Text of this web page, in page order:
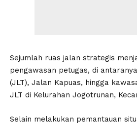
Sejumlah ruas jalan strategis
pengawasan petugas, di
(JLT), Jalan Kapuas, hingga
JLT di Kelurahan Jogotrunan,
Selain melakukan pemantauan